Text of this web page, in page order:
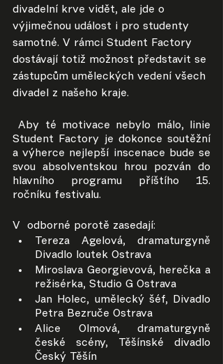
divadelní krve vidět, ale jde o
výjimečnou událost i pro studenty
samotné. V rámci Student Factory
dostávají totiž možnost představit se
zástupcům uměleckých vedení všech
divadel z našeho kraje.
Aby té motivace nebylo málo, linie
Student Factory je dokonce soutěžní
a výherce nejlepší inscenace bude se
svou absolventskou hrou pozván do
hlavního programu příštího 15.
ročníku festivalu.
V  odborné porotě zasedají:
Tereza Agelová, dramaturgyně
Divadlo loutek Ostrava
Miroslava Georgievová, herečka a
režisérka, Studio G Ostrava
Jan Holec, umělecký šéf, Divadlo
Petra Bezruče Ostrava
Alice Olmová, dramaturgyně
české scény, Těšínské divadlo
Český Těšín